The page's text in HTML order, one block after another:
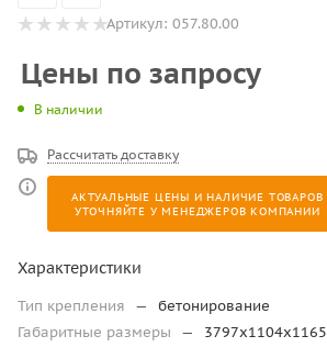
Артикул: 057.80.00
Цены по запросу
В наличии
Рассчитать доставку
АКТУАЛЬНЫЕ ЦЕНЫ И НАЛИЧИЕ ТОВАРОВ
УТОЧНЯЙТЕ У МЕНЕДЖЕРОВ КОМПАНИИ
Характеристики
Тип крепления —
бетонирование
Габаритные размеры
—
3797x1104x1165